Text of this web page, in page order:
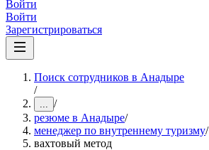
Войти
Войти
Зарегистрироваться
Поиск сотрудников в Анадыре
/
... /
резюме в Анадыре/
менеджер по внутреннему туризму/
вахтовый метод